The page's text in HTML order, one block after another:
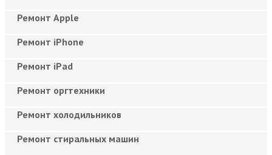
Ремонт Apple
Ремонт iPhone
Ремонт iPad
Ремонт оргтехники
Ремонт холодильников
Ремонт стиральных машин